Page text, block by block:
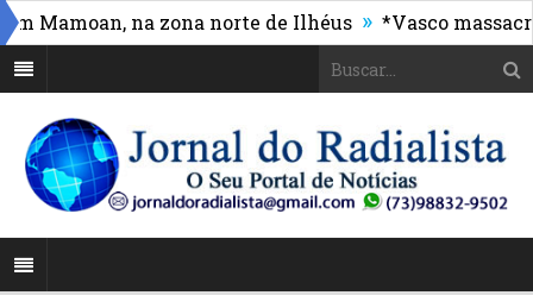
na zona norte de Ilhéus » *Vasco massacra e
ganha reforço com capacitação